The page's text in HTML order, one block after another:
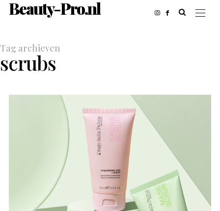
Beauty-Pro.nl
Tag archieven
scrubs